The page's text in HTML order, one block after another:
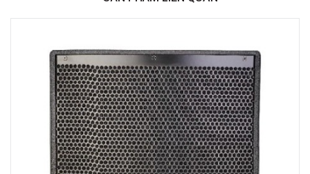
Việt Thương Music - Crescent Mall
6F-01 Tầng 6 Trung Tâm Thương Mại Crescent Mall, 101 Tôn Dật Tiên,
Phường Tân Mỹ, TPHCM, Quận 7, Hồ Chí Minh
Việt Thương Music - 49E Phan Đăng Lưu
49E Phan Đăng Lưu, Phường Bình Thạnh, TPHCM, Quận Bình Thạnh, Hồ
Chí Minh
Việt Thương Music - Phường Gò Vấp
11 Đường số 3, Khu dân cư Cityland Park Hill, Phường Gò Vấp, TPHCM,
Quận Gò Vấp, Hồ Chí Minh